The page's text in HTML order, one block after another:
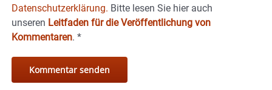
Datenschutzerklärung. Bitte lesen Sie hier auch
unseren Leitfaden für die Veröffentlichung von
Kommentaren. *